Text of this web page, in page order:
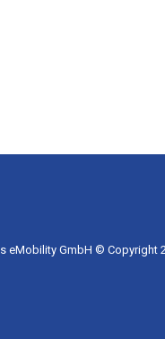
eMobility GmbH © Copyright